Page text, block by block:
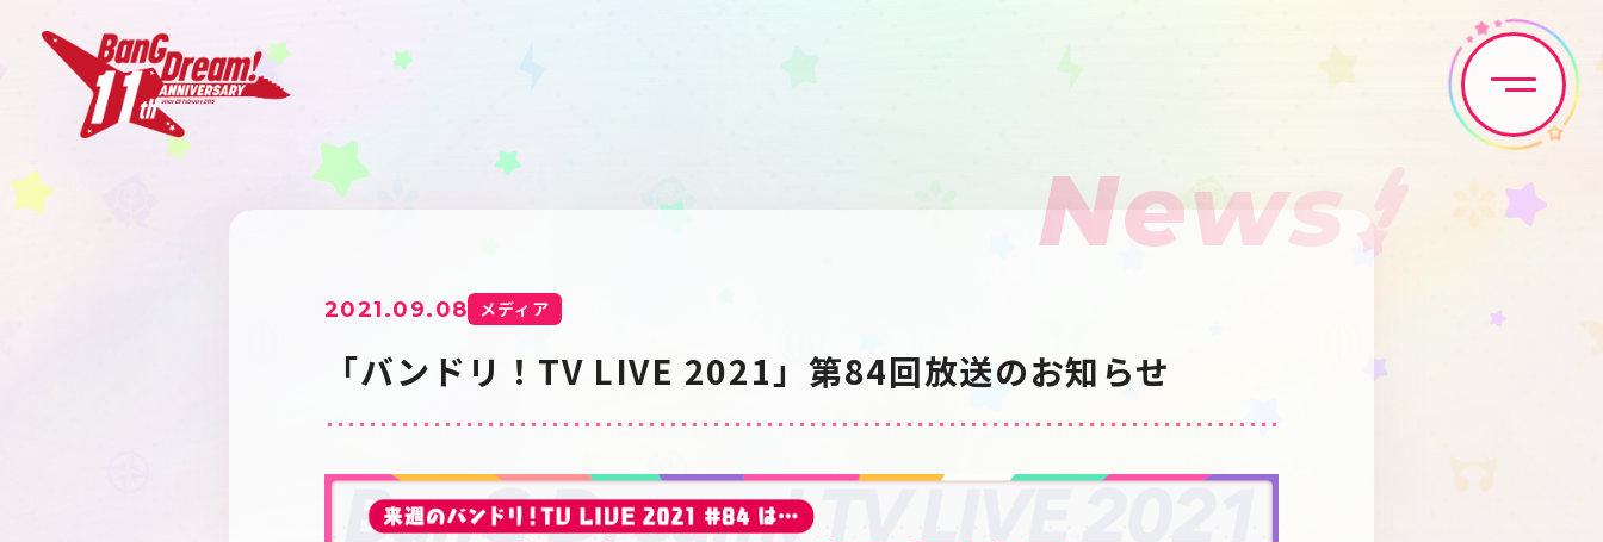
Home News
Artist Anime
News
2021.09.08 メディア
「バンドリ！TV LIVE 2021」第84回放送のお知らせ